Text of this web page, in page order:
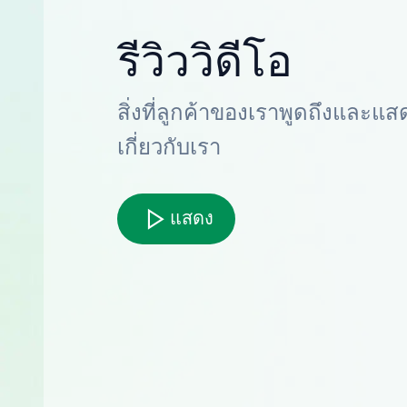
รีวิววิดีโอ
สิ่งที่ลูกค้าของเราพูดถึงและแส
เกี่ยวกับเรา
แสดง